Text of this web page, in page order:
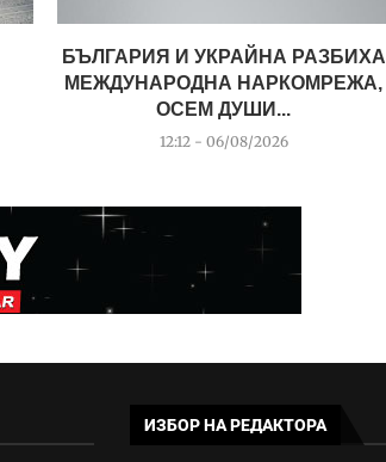
БЪЛГАРИЯ И УКРАЙНА РАЗБИХА
МЕЖДУНАРОДНА НАРКОМРЕЖА,
ОСЕМ ДУШИ...
12:12 - 06/08/2026
ИЗБОР НА РЕДАКТОРА